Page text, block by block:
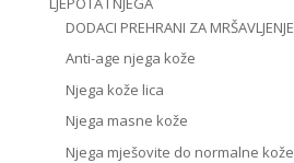
DODACI PREHRANI ZA MRŠAVLJENJE
Anti-age njega kože
Njega kože lica
Njega masne kože
Njega mješovite do normalne kože